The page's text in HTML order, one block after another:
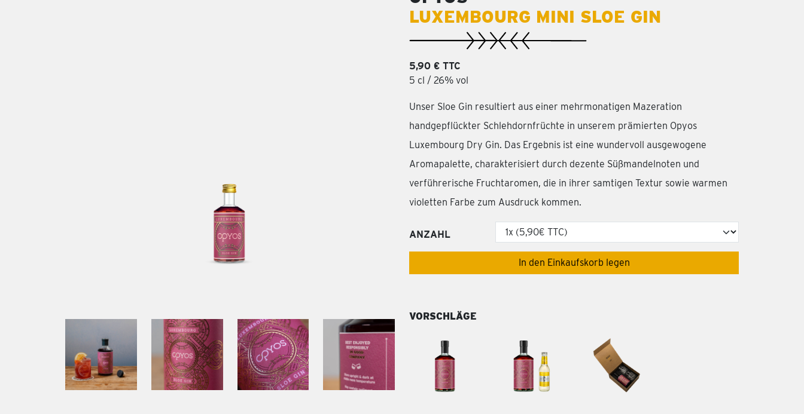
LUXEMBOURG MINI SLOE GIN
5,90 € TTC
5 cl / 26% vol
Unser Sloe Gin resultiert aus einer mehrmonatigen Mazeration
handgepflückter Schlehdornfrüchte in unserem prämierten Opyos
Luxembourg Dry Gin. Das Ergebnis ist eine wundervoll ausgewogene
Aromapalette, charakterisiert durch dezente Süßmandelnoten und
verführerische Fruchtaromen, die in ihrer samtigen Textur sowie warmen
violetten Farbe zum Ausdruck kommen.
ANZAHL
In den Einkaufskorb legen
VORSCHLÄGE